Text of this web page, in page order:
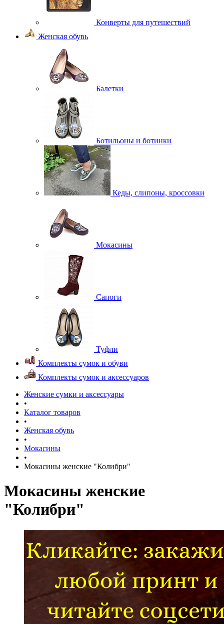
Конверты для путешествий
Женская обувь
Балетки
Ботильоны и ботинки
Кеды, слипоны, кроссовки
Мокасины
Сапоги
Туфли
Комплекты сумок и обуви
Комплекты сумок и аксессуаров
Женские сумки и аксессуары
•
Каталог товаров
•
Женская обувь
•
Мокасины
•
Мокасины женские "Колибри"
Мокасины женские
"Колибри"